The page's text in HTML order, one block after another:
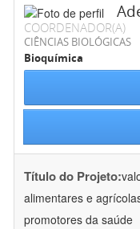
COORDENADOR(A)
CIÊNCIAS BIOLÓGICAS
Bioquímica
Título do Projeto:
alimentares e
promotores da saúde